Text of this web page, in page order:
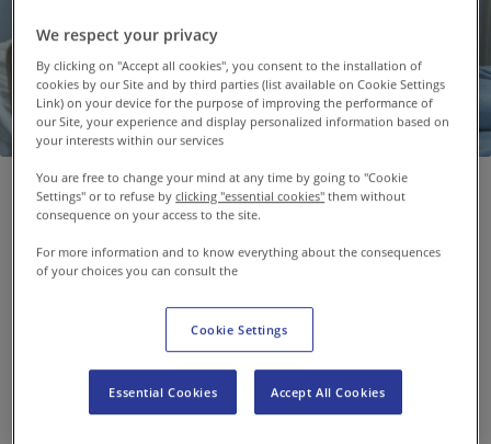
Impactamos en la
salud de los
pacientes
Nuestros servicios en
instituciones de salud priorizan
We respect your privacy
By clicking on "Accept all cookies", you consent to the installation of
cookies by our Site and by third parties (list available on Cookie Settings
Link) on your device for the purpose of improving the performance of
our Site, your experience and display personalized information based on
your interests within our services
You are free to change your mind at any time by going to "Cookie
Settings" or to refuse byclicking "essential cookies" them without
consequence on your access to the site.
For more information and to know everything about the consequences
of your choices you can consult the
Cookie Settings
Essential Cookies Accept All Cookies